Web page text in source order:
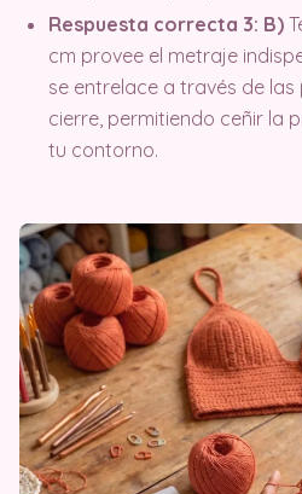
Respuesta correcta 3: B)
cm provee el metraje
se entrelace a través de
cierre, permitiendo ceñir la
tu contorno.